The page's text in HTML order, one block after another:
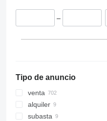
Países Bajos
España
–
Tipo de anuncio
venta
alquiler
subasta